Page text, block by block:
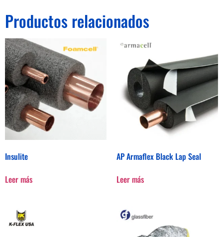
Productos relacionados
Insulite
Leer más
AP Armaflex Black Lap Seal
Leer más